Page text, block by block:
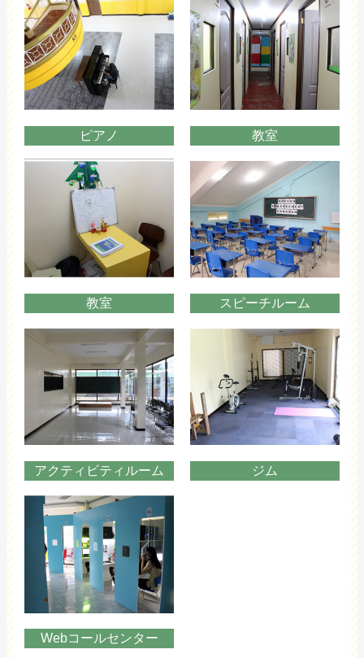
ピアノ 教室
教室 スピーチルーム
アクティビティルーム ジム
Webコールセンター